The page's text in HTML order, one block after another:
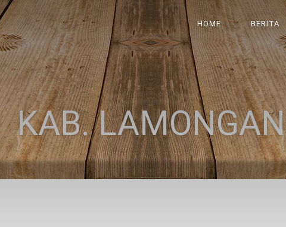
HOME BERITA
KAB. LAMONGAN